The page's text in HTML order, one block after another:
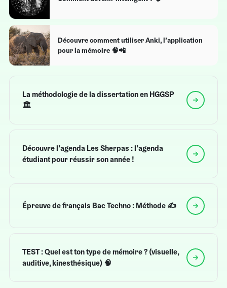
Découvre comment utiliser Anki, l’application
pour la mémoire 🧠📲
La méthodologie de la dissertation en HGGSP
🏛️
Découvre l’agenda Les Sherpas : l’agenda
étudiant pour réussir son année !
Épreuve de français Bac Techno : Méthode ✍️
TEST : Quel est ton type de mémoire ? (visuelle,
auditive, kinesthésique) 🧠